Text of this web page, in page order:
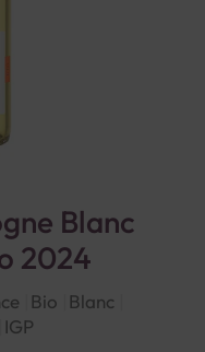
Blanc
2024
Bio
Blanc
IGP